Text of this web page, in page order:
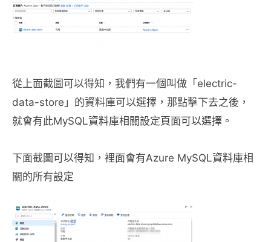
從上面截圖可以得知，我們有一個叫做「electric-
data-store」的資料庫可以選擇，那點擊下去之後，
就會有此MySQL資料庫相關設定頁面可以選擇。
下面截圖可以得知，裡面會有Azure MySQL資料庫相
關的所有設定